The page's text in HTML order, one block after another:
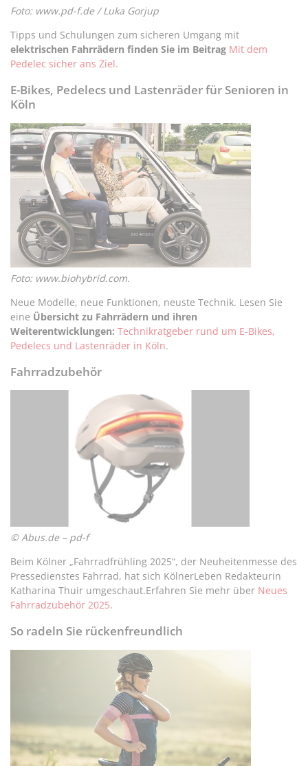
Foto: www.pd-f.de / Luka Gorjup
Tipps und Schulungen zum sicheren Umgang mit
elektrischen Fahrrädern finden Sie im Beitrag Mit dem
Pedelec sicher ans Ziel.
E-Bikes, Pedelecs und Lastenräder für Senioren in
Köln
Foto: www.biohybrid.com.
Neue Modelle, neue Funktionen, neuste Technik. Lesen Sie
eine Übersicht zu Fahrrädern und ihren
Weiterentwicklungen: Technikratgeber rund um E-Bikes,
Pedelecs und Lastenräder in Köln.
Fahrradzubehör
© Abus.de – pd-f
Beim Kölner „Fahrradfrühling 2025“, der Neuheitenmesse des
Pressedienstes Fahrrad, hat sich KölnerLeben Redakteurin
Katharina Thuir umgeschaut.Erfahren Sie mehr über Neues
Fahrradzubehör 2025.
So radeln Sie rückenfreundlich